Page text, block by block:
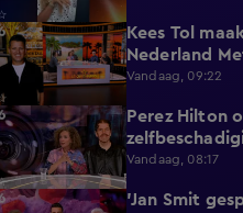
3:12
Kees Tol
Nederland
Vandaag, 09:22
3:42
Perez Hilton
Vandaag, 08:17
1:42 'Jan Smit